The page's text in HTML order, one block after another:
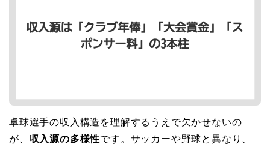
卓球選手の収入構造を理解するうえで欠かせないの
が、 収入源の多様性です。サッカーや野球と異なり、